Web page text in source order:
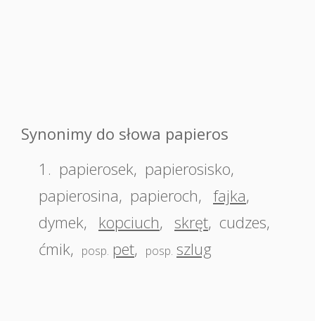
Synonimy do słowa papieros
1. papierosek, papierosisko,
papierosina, papieroch, fajka,
dymek, kopciuch, skręt, cudzes,
ćmik, posp. pet, posp. szlug